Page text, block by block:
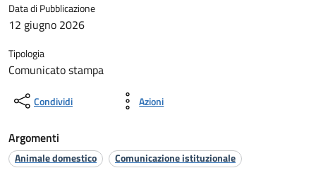
Data di Pubblicazione
12 giugno 2026
Tipologia
Comunicato stampa
Condividi Azioni
Argomenti
Animale domestico Comunicazione istituzionale